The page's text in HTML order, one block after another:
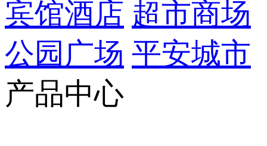
宾馆酒店 超市商场
公园广场 平安城市
产品中心